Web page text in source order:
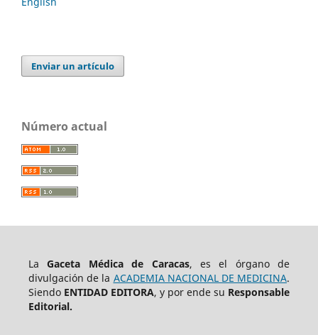
Enviar un artículo
Número actual
LaGaceta Médica de Caracas, es el órgano de
divulgación de la ACADEMIA NACIONAL DE MEDICINA.
Siendo ENTIDAD EDITORA, y por ende su Responsable
Editorial.